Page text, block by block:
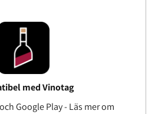
med Vinotag
Google Play - Läs mer om